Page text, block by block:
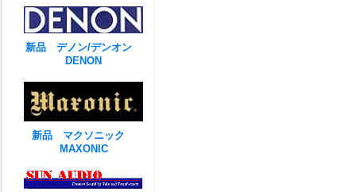
新品 デノン/デンオン
DENON
新品 マクソニック
MAXONIC